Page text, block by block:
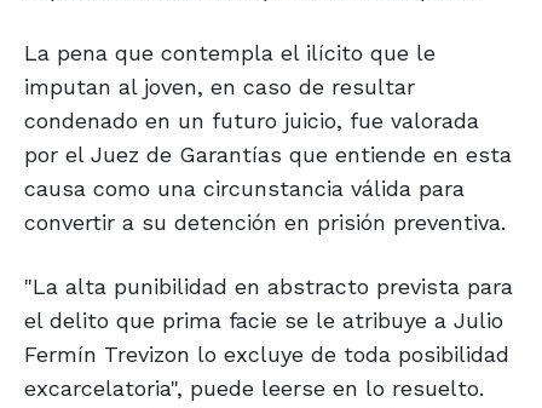
La pena que contempla el ilícito que le
imputan al joven, en caso de resultar
condenado en un futuro juicio, fue valorada
por el Juez de Garantías que entiende en esta
causa como una circunstancia válida para
convertir a su detención en prisión preventiva.
"La alta punibilidad en abstracto prevista para
el delito que prima facie se le atribuye a Julio
Fermín Trevizon lo excluye de toda posibilidad
excarcelatoria", puede leerse en lo resuelto.